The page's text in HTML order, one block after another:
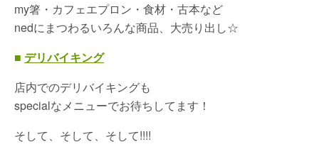
my箸・カフェエプロン・食材・古本など
nedにまつわるいろんな商品、大売り出し☆
■ デリバイキング
店内でのデリバイキングも
specialなメニューでお待ちしてます！
そして、そして、そして!!!!